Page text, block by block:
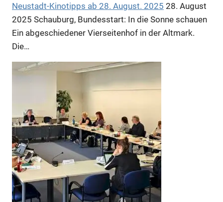
Anzeige
Neustadt-Kinotipps ab 28. August. 2025 28. August
2025 Schauburg, Bundesstart: In die Sonne schauen
Ein abgeschiedener Vierseitenhof in der Altmark.
Die…